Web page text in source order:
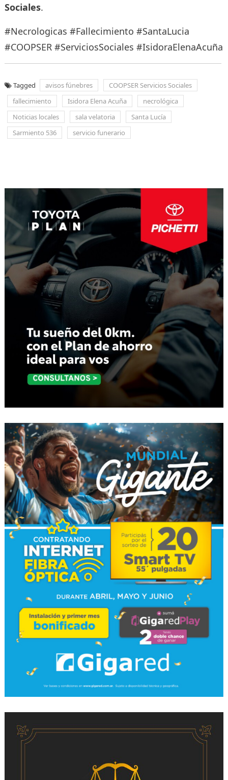
Sociales.
#Necrologicas #Fallecimiento #SantaLucia
#COOPSER #ServiciosSociales #IsidoraElenaAcuña
Tagged avisos fúnebres
COOPSER Servicios Sociales
fallecimiento
Isidora Elena Acuña
necrológica
Noticias locales
sala velatoria
Santa Lucía
Sarmiento 536
servicio funerario
entradas